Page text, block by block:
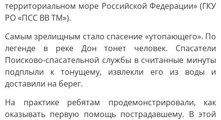
территориальном море Российской Федерации» (ГКУ
РО «ПСС ВВ ТМ»).
Самым зрелищным стало спасение «утопающего». По
легенде в реке Дон тонет человек. Спасатели
Поисково-спасательной службы в считанные минуты
подплыли к тонущему, извлекли его из воды и
доставили на берег.
На практике ребятам продемонстрировали, как
оказывать первую помощь пострадавшему. В этой